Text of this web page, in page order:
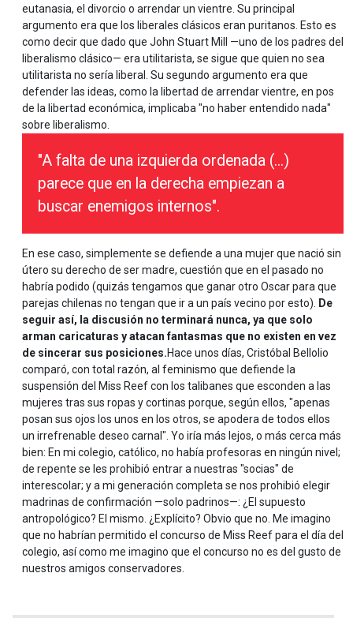
eutanasia, el divorcio o arrendar un vientre. Su principal
argumento era que los liberales clásicos eran puritanos. Esto es
como decir que dado que John Stuart Mill —uno de los padres del
liberalismo clásico— era utilitarista, se sigue que quien no sea
utilitarista no sería liberal. Su segundo argumento era que
defender las ideas, como la libertad de arrendar vientre, en pos
de la libertad económica, implicaba "no haber entendido nada"
sobre liberalismo.
"A falta de una izquierda ordenada (...)
parece que en la derecha empiezan a
buscar enemigos internos".
En ese caso, simplemente se defiende a una mujer que nació sin
útero su derecho de ser madre, cuestión que en el pasado no
habría podido (quizás tengamos que ganar otro Oscar para que
parejas chilenas no tengan que ir a un país vecino por esto). De
seguir así, la discusión no terminará nunca, ya que solo
arman caricaturas y atacan fantasmas que no existen en vez
de sincerar sus posiciones.Hace unos días, Cristóbal Bellolio
comparó, con total razón, al feminismo que defiende la
suspensión del Miss Reef con los talibanes que esconden a las
mujeres tras sus ropas y cortinas porque, según ellos, "apenas
posan sus ojos los unos en los otros, se apodera de todos ellos
un irrefrenable deseo carnal". Yo iría más lejos, o más cerca más
bien: En mi colegio, católico, no había profesoras en ningún nivel;
de repente se les prohibió entrar a nuestras "socias" de
interescolar; y a mi generación completa se nos prohibió elegir
madrinas de confirmación —solo padrinos—: ¿El supuesto
antropológico? El mismo. ¿Explícito? Obvio que no. Me imagino
que no habrían permitido el concurso de Miss Reef para el día del
colegio, así como me imagino que el concurso no es del gusto de
nuestros amigos conservadores.